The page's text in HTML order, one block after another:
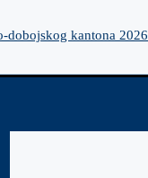
dobojskog kantona 2026